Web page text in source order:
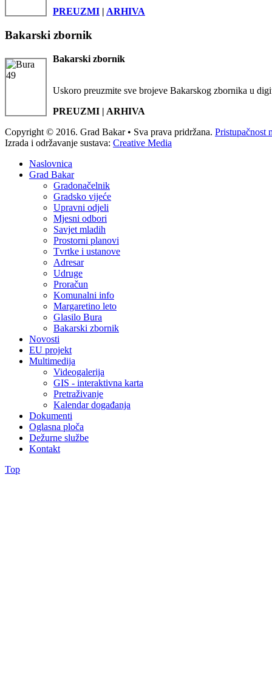
PREUZMI | ARHIVA
Bakarski zbornik
Bakarski zbornik
Uskoro preuzmite sve brojeve Bakarskog zbornika u
PREUZMI | ARHIVA
Copyright © 2016. Grad Bakar • Sva prava pridržana. Pristupačnost
Izrada i održavanje sustava: Creative Media
Naslovnica
Grad Bakar
Gradonačelnik
Gradsko vijeće
Upravni odjeli
Mjesni odbori
Savjet mladih
Prostorni planovi
Tvrtke i ustanove
Adresar
Udruge
Proračun
Komunalni info
Margaretino leto
Glasilo Bura
Bakarski zbornik
Novosti
EU projekt
Multimedija
Videogalerija
GIS - interaktivna karta
Pretraživanje
Kalendar događanja
Dokumenti
Oglasna ploča
Dežurne službe
Kontakt
Top